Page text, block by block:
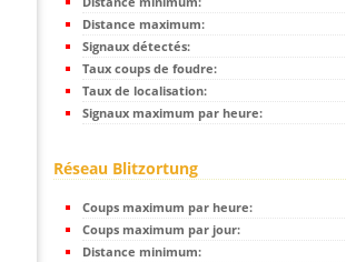
Distance maximum:
Signaux détectés:
Taux coups de foudre:
Taux de localisation:
Signaux maximum par heure:
Réseau Blitzortung
Coups maximum par heure:
Coups maximum par jour:
Distance minimum: